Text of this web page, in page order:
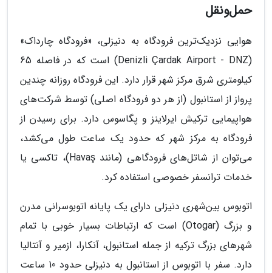
حمل‌ونقل
هوایی نزدیک‌ترین فرودگاه به دنیزلی، «فرودگاه چارداک»
(Denizli Çardak Airport - DNZ) است که در فاصله 65
کیلومتری شرق مرکز شهر قرار دارد. این فرودگاه روزانه چندین
پرواز از استانبول (از هر دو فرودگاه اصلی) توسط شرکت‌های
هواپیمایی ترکیش ایرلاینز و پگاسوس دارد. برای رسیدن از
فرودگاه به مرکز شهر که حدود یک ساعت طول می‌کشد،
می‌توان از شاتل‌های فرودگاهی (مانند Havaş)، تاکسی یا
خدمات ترانسفر خصوصی استفاده کرد.
اتوبوس بین‌شهری دنیزلی دارای یک پایانه اتوبوسرانی مدرن
و بزرگ (Otogar) است که ارتباطات بسیار خوبی با تمام
شهرهای بزرگ ترکیه از جمله استانبول، آنکارا، ازمیر و آنتالیا
دارد. سفر با اتوبوس از استانبول به دنیزلی حدود 10 ساعت